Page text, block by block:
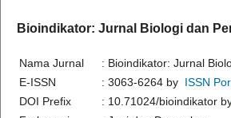
Bioindikator: Jurnal Biologi dan
Nama Jurnal : Bioindikator: Jurnal
E-ISSN
: 3063-6264 by ISSN
DOI Prefix
: 10.71024/bioindikator